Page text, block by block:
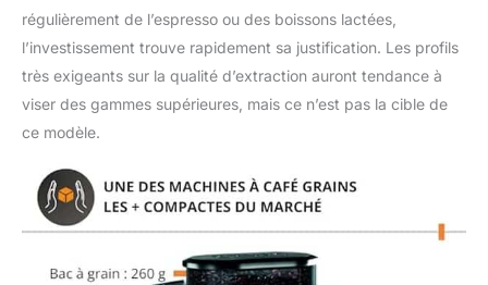
régulièrement de l’espresso ou des boissons lactées,
l’investissement trouve rapidement sa justification. Les profils
très exigeants sur la qualité d’extraction auront tendance à
viser des gammes supérieures, mais ce n’est pas la cible de
ce modèle.